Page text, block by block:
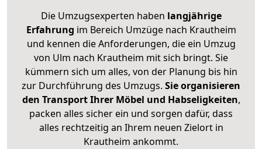
Die Umzugsexperten haben langjährige
Erfahrung im Bereich Umzüge nach Krautheim
und kennen die Anforderungen, die ein Umzug
von Ulm nach Krautheim mit sich bringt. Sie
kümmern sich um alles, von der Planung bis hin
zur Durchführung des Umzugs. Sie organisieren
den Transport Ihrer Möbel und Habseligkeiten,
packen alles sicher ein und sorgen dafür, dass
alles rechtzeitig an Ihrem neuen Zielort in
Krautheim ankommt.